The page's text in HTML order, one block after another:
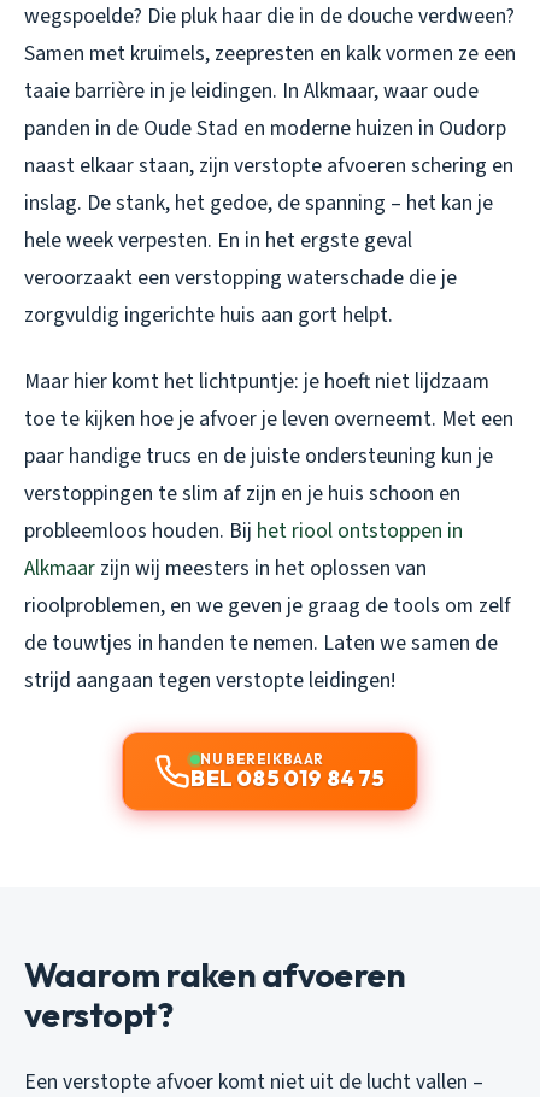
wegspoelde? Die pluk haar die in de douche verdween?
Samen met kruimels, zeepresten en kalk vormen ze een
taaie barrière in je leidingen. In Alkmaar, waar oude
panden in de Oude Stad en moderne huizen in Oudorp
naast elkaar staan, zijn verstopte afvoeren schering en
inslag. De stank, het gedoe, de spanning – het kan je
hele week verpesten. En in het ergste geval
veroorzaakt een verstopping waterschade die je
zorgvuldig ingerichte huis aan gort helpt.
Maar hier komt het lichtpuntje: je hoeft niet lijdzaam
toe te kijken hoe je afvoer je leven overneemt. Met een
paar handige trucs en de juiste ondersteuning kun je
verstoppingen te slim af zijn en je huis schoon en
probleemloos houden. Bij het riool ontstoppen in
Alkmaar zijn wij meesters in het oplossen van
rioolproblemen, en we geven je graag de tools om zelf
de touwtjes in handen te nemen. Laten we samen de
strijd aangaan tegen verstopte leidingen!
NU BEREIKBAAR
BEL 085 019 84 75
Waarom raken afvoeren
verstopt?
Een verstopte afvoer komt niet uit de lucht vallen –